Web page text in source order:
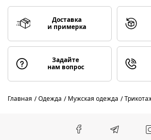
Доставка
и примерка
Задайте
нам вопрос
Главная Одежда Мужская одежда